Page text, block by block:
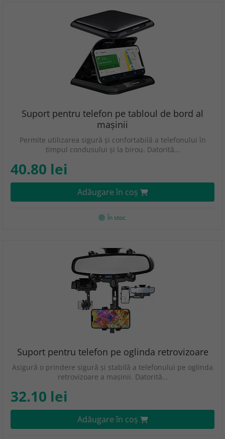
Suport pentru telefon pe tabloul de bord al
mașinii
Permite utilizarea sigură și confortabilă a telefonului în
timpul condusului și la birou. Datorită…
40.80 lei
Adăugare în coş
În stoc
Suport pentru telefon pe oglinda retrovizoare
Asigură o prindere sigură și stabilă a telefonului pe oglinda
retrovizoare a mașinii. Datorită…
32.10 lei
Adăugare în coş